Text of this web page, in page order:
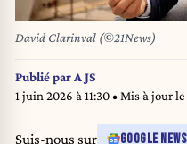
David Clarinval (©21News)
Publié par A JS
1 juin 2026 à 11:30• Mis à jour le
Suis-nous sur GOOGLE NEWS